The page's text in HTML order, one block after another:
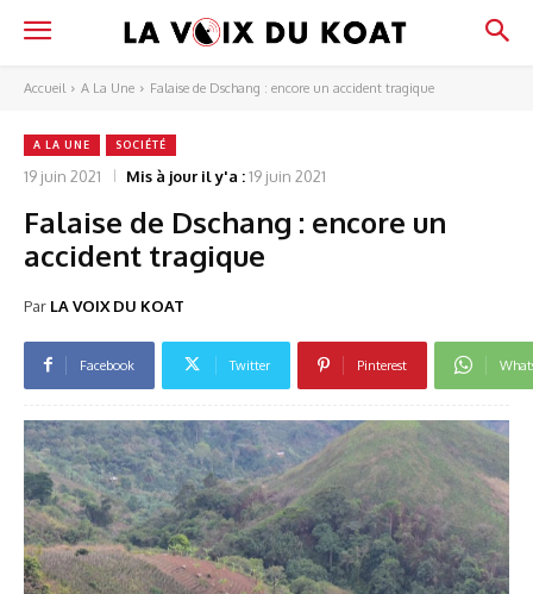
Accueil A La Une Falaise de Dschang : encore un accident tragique
A LA UNE SOCIÉTÉ
19 juin 2021 Mis à jour il y'a :19 juin 2021
Falaise de Dschang : encore un
accident tragique
Par LA VOIX DU KOAT
Facebook Twitter Pinterest